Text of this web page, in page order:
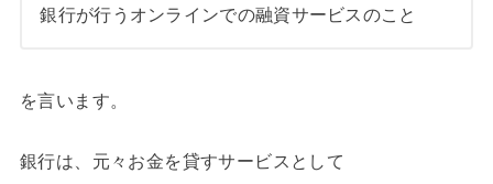
銀行が行うオンラインでの融資サービスのこと
を言います。
銀行は、元々お金を貸すサービスとして